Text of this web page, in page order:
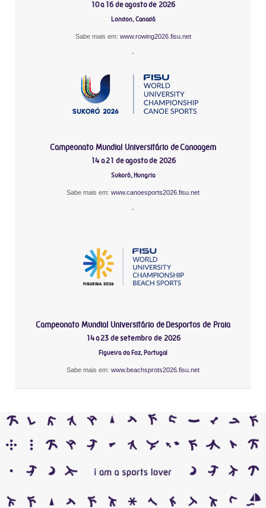
10 a 16 de agosto de 2026
London, Canadá
Sabe mais em: www.rowing2026.fisu.net
-
Campeonato Mundial Universitário de Canoagem
14 a 21 de agosto de 2026
Sukoró, Hungria
Sabe mais em: www.canoesports2026.fisu.net
-
Campeonato Mundial Universitário de Desportos de Praia
14 a 23 de setembro de 2026
Figueira da Foz, Portugal
Sabe mais em: www.beachsprots2026.fisu.net